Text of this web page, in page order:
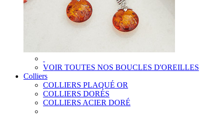
VOIR TOUTES NOS BOUCLES D'OREILLES
Colliers
COLLIERS PLAQUÉ OR
COLLIERS DORÉS
COLLIERS ACIER DORÉ